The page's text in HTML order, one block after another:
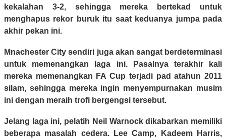
kekalahan 3-2, sehingga mereka bertekad untuk
menghapus rekor buruk itu saat keduanya jumpa pada
akhir pekan ini.
Mnachester City sendiri juga akan sangat berdeterminasi
untuk memenangkan laga ini. Pasalnya terakhir kali
mereka memenangkan FA Cup terjadi pad atahun 2011
silam, sehingga mereka ingin menyempurnakan musim
ini dengan meraih trofi bergengsi tersebut.
Jelang laga ini, pelatih Neil Warnock dikabarkan memiliki
beberapa masalah cedera. Lee Camp, Kadeem Harris,